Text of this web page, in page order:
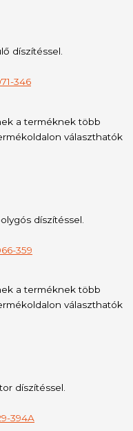
díszítéssel.
a terméknek több
választhatók
díszítéssel.
a terméknek több
választhatók
díszítéssel.